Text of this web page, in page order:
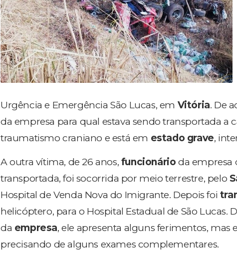
Urgência e Emergência São Lucas, em Vitória. De
da empresa para qual estava sendo transportada a
traumatismo craniano e está em estado grave,
A outra vítima, de 26 anos, funcionário da empresa
transportada, foi socorrida por meio terrestre, pelo
Hospital de Venda Nova do Imigrante. Depois foi
helicóptero, para o Hospital Estadual de São Lucas.
da empresa, ele apresenta alguns ferimentos, mas
precisando de alguns exames complementares.